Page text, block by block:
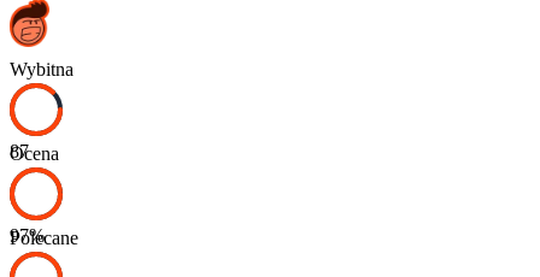
Wybitna
87
Ocena
97%
Polecane